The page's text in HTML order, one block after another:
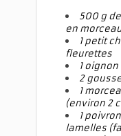
500 g
en
1 petit
fleurettes
1
2
1
(environ 2
1
lamelles